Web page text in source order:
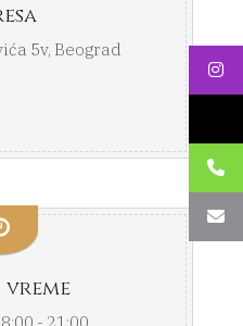
5v, Beograd
vreme
- 21:00